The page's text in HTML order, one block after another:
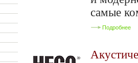
самые
Подробнее